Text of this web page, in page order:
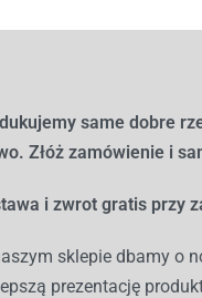
same dobre
Złóż zamówienie i
i zwrot gratis przy
sklepie dbamy o
prezentację